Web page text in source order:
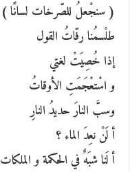
( سنجْعلُ للصّرخات لسانًا )
طلْسمُنا رفّاتُ القول
إذا خُصِيَتْ لغتي
و اسْتعْجَمَتِ الأوقاتُ
وسبَّ النارَ حديدُ النارِ
أ لَنْ نعِدَ الماء ؟
أ لَنا شبَهٌ في الحكمة و الملكات